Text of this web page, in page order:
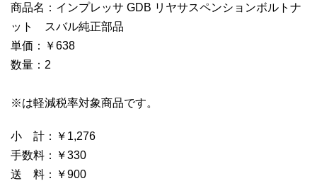
商品名：インプレッサ GDB リヤサスペンションボルトナ
ット スバル純正部品
単価：￥638
数量：2
※は軽減税率対象商品です。
小 計：￥1,276
手数料：￥330
送 料：￥900